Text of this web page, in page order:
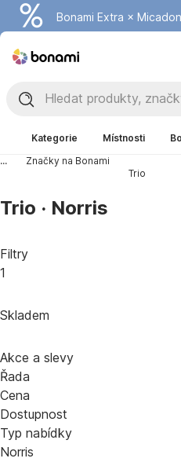
Bonami Extra ×
Summer Sale |
Kategorie Místnosti
...
Značky na Bonami
Trio
Trio · Norris
Filtry
1
Skladem
Akce a slevy
Řada
Cena
Dostupnost
Typ nabídky
Norris